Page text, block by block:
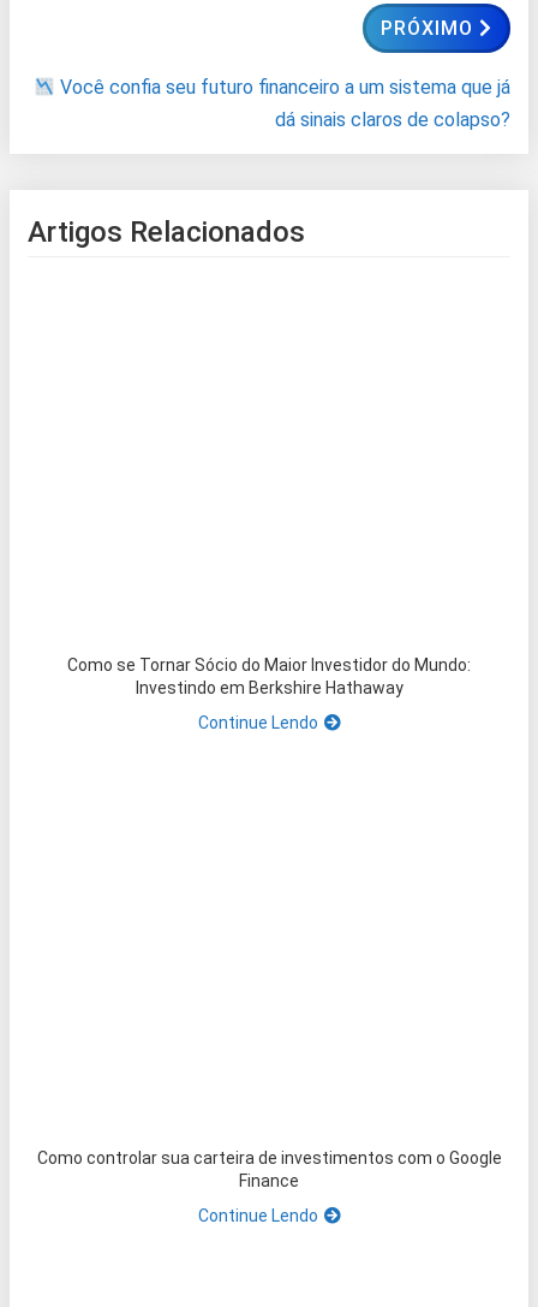
PRÓXIMO
Você confia seu futuro financeiro a um sistema que já
dá sinais claros de colapso?
Artigos Relacionados
Como se Tornar Sócio do Maior Investidor do Mundo:
Investindo em Berkshire Hathaway
Continue Lendo
Como controlar sua carteira de investimentos com o Google
Finance
Continue Lendo